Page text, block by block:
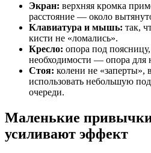
Экран: верхняя кромка
расстояние — около
Клавиатура и мышь: так,
кисти не «ломались».
Кресло: опора под
необходимости — опора для
Стоя: колени не «заперты»,
использовать небольшую
очереди.
Маленькие
усиливают эффект